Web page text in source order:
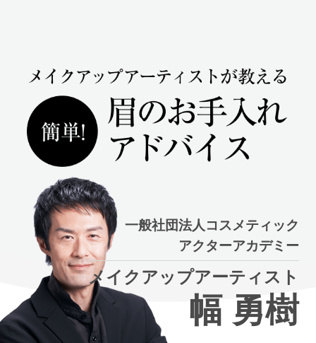
一般社団法人コスメティック
アクターアカデミー
メイクアップアーティスト
幅 勇樹